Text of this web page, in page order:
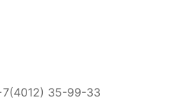
35-99-33